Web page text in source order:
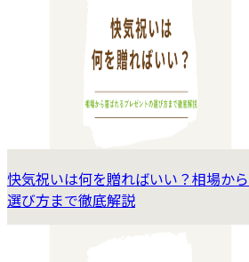
快気祝いは何を贈ればいい？相場か
選び方まで徹底解説